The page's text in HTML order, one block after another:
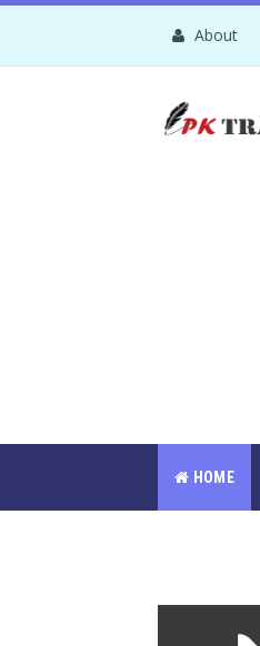
About
HOME